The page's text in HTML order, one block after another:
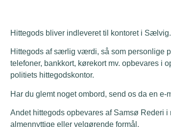
Hittegods bliver indleveret til kontoret i Sælvig.
Hittegods af særlig værdi, så som personlige
telefoner, bankkort, kørekort mv. opbevares i
politiets hittegodskontor.
Har du glemt noget ombord, send os da en e-
Andet hittegods opbevares af Samsø Rederi
almennyttige eller velgørende formål.